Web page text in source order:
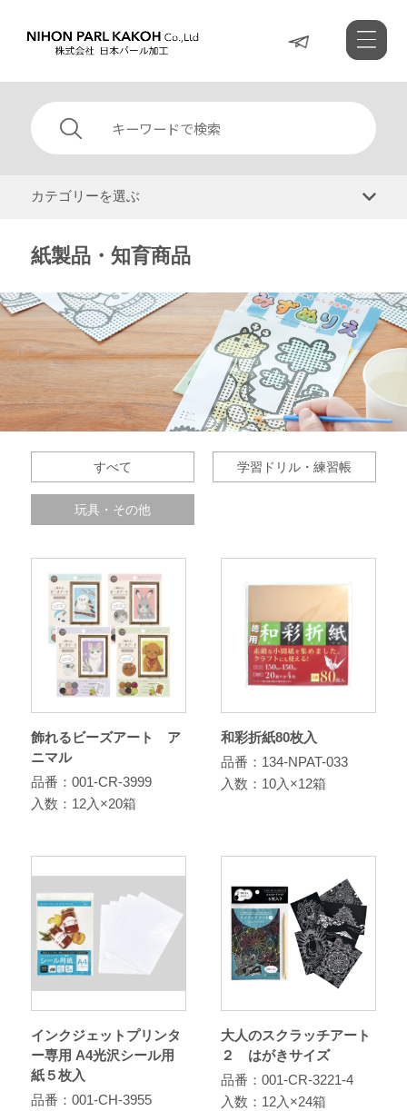
カテゴリーを選ぶ
紙製品・知育商品
すべて 学習ドリル・練習帳
玩具・その他
飾れるビーズアート ア
ニマル
品番：001-CR-3999
入数：12入×20箱
和彩折紙80枚入
品番：134-NPAT-033
入数：10入×12箱
インクジェットプリンタ
ー専用 A4光沢シール用
紙５枚入
品番：001-CH-3955
大人のスクラッチアート
２ はがきサイズ
品番：001-CR-3221-4
入数：12入×24箱